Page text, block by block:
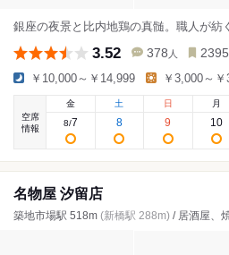
銀座の夜景と比内地鶏の真髄。職人が紡
3.52 378 人
￥10,000～￥14,999 ￥3,000～
空席
情報
金
8/7
土
8
日
9
月
10
名物屋 汐留店
築地市場駅 518m (新橋駅 288m) / 居酒屋、